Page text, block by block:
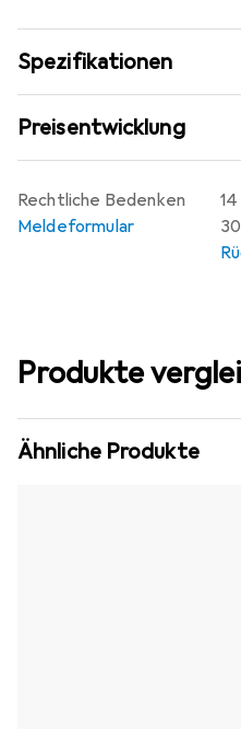
eine einfache Installation
Farbgruppe verleiht ihnen
das sich gut in
Arbeitsbereichen und
auch Ästhetik.
Spezifikationen
Preisentwicklung
Rechtliche Bedenken
Meldeformular
Produkte
Ähnliche Produkte